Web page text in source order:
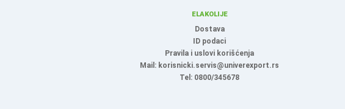
ELAKOLIJE
Dostava
ID podaci
Pravila i uslovi korišćenja
Mail: korisnicki.servis@univerexport.rs
Tel: 0800/345678